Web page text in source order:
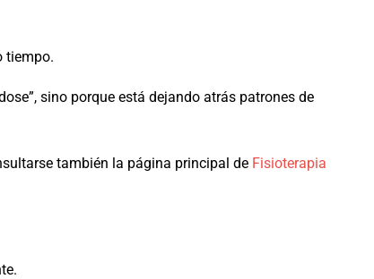
tiempo.
sino porque está dejando atrás patrones de
también la página principal de Fisioterapia